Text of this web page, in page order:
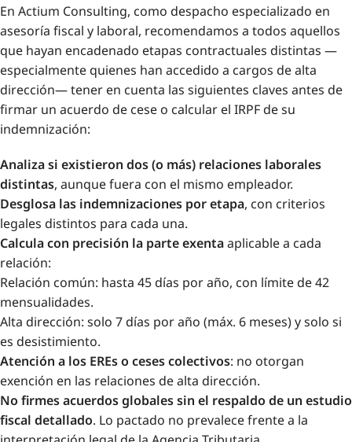
En Actium Consulting, como despacho especializado en
asesoría fiscal y laboral, recomendamos a todos aquellos
que hayan encadenado etapas contractuales distintas —
especialmente quienes han accedido a cargos de alta
dirección— tener en cuenta las siguientes claves antes de
firmar un acuerdo de cese o calcular el IRPF de su
indemnización:
Analiza si existieron dos (o más) relaciones laborales
distintas, aunque fuera con el mismo empleador.
Desglosa las indemnizaciones por etapa, con criterios
legales distintos para cada una.
Calcula con precisión la parte exentaaplicable a cada
relación:
Relación común: hasta 45 días por año, con límite de 42
mensualidades.
Alta dirección: solo 7 días por año (máx. 6 meses) y solo si
es desistimiento.
Atención a los EREs o ceses colectivos: no otorgan
exención en las relaciones de alta dirección.
No firmes acuerdos globales sin el respaldo de un estudio
fiscal detallado. Lo pactado no prevalece frente a la